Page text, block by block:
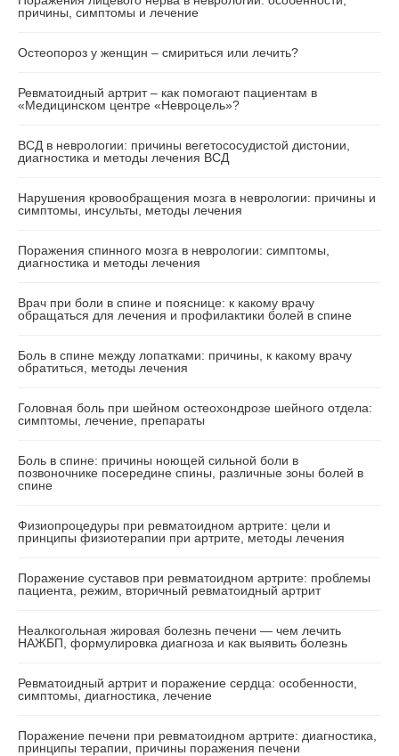
причины, симптомы и лечение
Остеопороз у женщин – смириться или лечить?
Ревматоидный артрит – как помогают пациентам в
«Медицинском центре «Невроцель»?
ВСД в неврологии: причины вегетососудистой дистонии,
диагностика и методы лечения ВСД
Нарушения кровообращения мозга в неврологии: причины и
симптомы, инсульты, методы лечения
Поражения спинного мозга в неврологии: симптомы,
диагностика и методы лечения
Врач при боли в спине и пояснице: к какому врачу
обращаться для лечения и профилактики болей в спине
Боль в спине между лопатками: причины, к какому врачу
обратиться, методы лечения
Головная боль при шейном остеохондрозе шейного отдела:
симптомы, лечение, препараты
Боль в спине: причины ноющей сильной боли в
позвоночнике посередине спины, различные зоны болей в
спине
Физиопроцедуры при ревматоидном артрите: цели и
принципы физиотерапии при артрите, методы лечения
Поражение суставов при ревматоидном артрите: проблемы
пациента, режим, вторичный ревматоидный артрит
Неалкогольная жировая болезнь печени — чем лечить
НАЖБП, формулировка диагноза и как выявить болезнь
Ревматоидный артрит и поражение сердца: особенности,
симптомы, диагностика, лечение
Поражение печени при ревматоидном артрите: диагностика,
принципы терапии, причины поражения печени